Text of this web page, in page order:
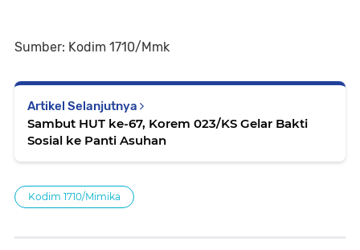
Sumber: Kodim 1710/Mmk
Artikel Selanjutnya
Sambut HUT ke-67, Korem 023/KS Gelar Bakti
Sosial ke Panti Asuhan
Kodim 1710/Mimika